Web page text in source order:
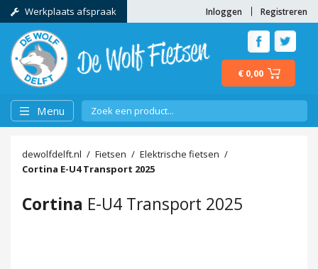
Werkplaats afspraak Registreren
Inloggen
€ 0,00
Menu
dewolfdelft.nl Fietsen
Elektrische fietsen
Cortina E-U4 Transport 2025
Cortina E-U4 Transport 2025